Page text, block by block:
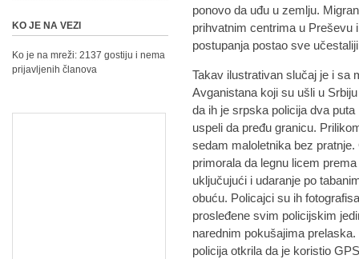
ponovo da uđu u zemlju.
prihvatnim centrima u Preševu
postupanja postao sve
Takav ilustrativan slučaj je i sa
Avganistana koji su ušli u
da ih je srpska policija dva
uspeli da pređu granicu.
sedam maloletnika bez
primorala da legnu licem
uključujući i udaranje po
obuću. Policajci su ih
prosleđene svim policijskim
narednim pokušajima
policija otkrila da je koristio
KO JE NA VEZI
Ko je na mreži: 2137 gostiju i nema
prijavljenih članova